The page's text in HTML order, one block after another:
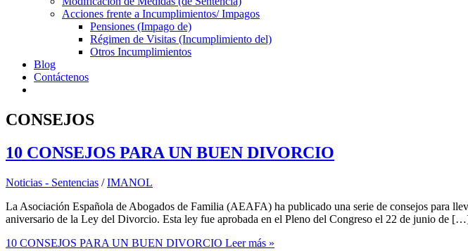
Acciones frente a Incumplimientos/ Impagos
Pensiones (Impago de)
Régimen de Visitas (Incumplimiento del)
Otros Incumplimientos
Blog
Contáctenos
CONSEJOS
10 CONSEJOS PARA UN BUEN DIVORCIO
Noticias - Sentencias /IMANOL
La Asociación Española de Abogados de Familia (AEAFA) ha publicado una serie de consejos para
aniversario de la Ley del Divorcio. Esta ley fue aprobada en el Pleno del Congreso el 22 de junio de
10 CONSEJOS PARA UN BUEN DIVORCIO Leer más »